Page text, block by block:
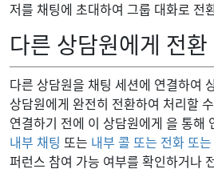
저를 채팅에 초대하여 그룹 대화로 전
다른 상담원에게 전
다른 상담원을 채팅 세션에 연결하여
상담원에게 완전히 전환하여 처리할
연결하기 전에 이 상담원에게 을 통해
내부 채팅 또는 내부 콜 또는 전화 또
퍼런스 참여 가능 여부를 확인하거나